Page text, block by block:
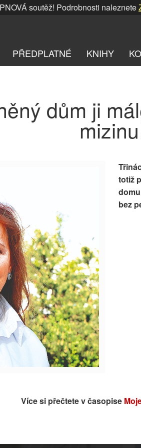
soutěž! Podrobnosti naleznete
PŘEDPLATNÉ KNIHY
dům ji
totiž
bez
Více si přečtete v časopise